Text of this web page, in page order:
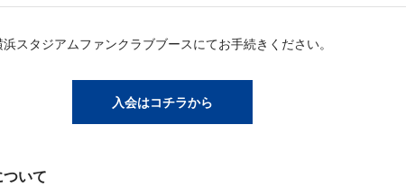
スタジアムファンクラブブースにてお手続きください。
入会はコチラから
いて